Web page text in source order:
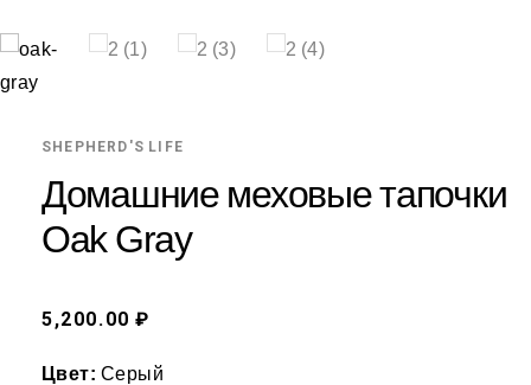
SHEPHERD'S LIFE
Домашние меховые тапочки
Oak Gray
5,200.00 ₽
Цвет: Серый